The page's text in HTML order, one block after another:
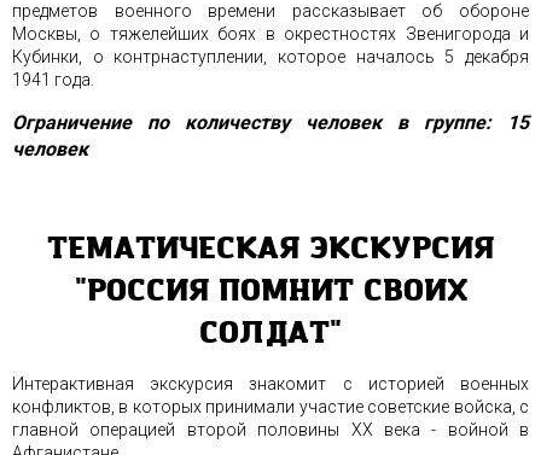
предметов военного времени рассказывает об обороне
Москвы, о тяжелейших боях в окрестностях Звенигорода и
Кубинки, о контрнаступлении, которое началось 5 декабря
1941 года.
Ограничение по количеству человек в группе: 15
человек
ТЕМАТИЧЕСКАЯ ЭКСКУРСИЯ
"РОССИЯ ПОМНИТ СВОИХ
СОЛДАТ"
Интерактивная экскурсия знакомит с историей военных
конфликтов, в которых принимали участие советские войска, с
главной операцией второй половины XX века - войной в